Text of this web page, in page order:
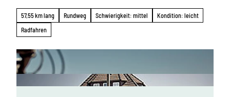
57,55 km lang Rundweg Schwierigkeit: mittel
Kondition: leicht
Radfahren